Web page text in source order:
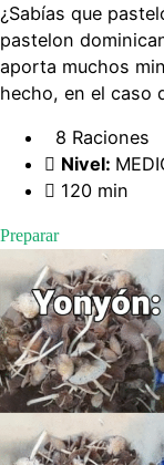
¿Sabías que
pastelon
aporta muchos
hecho, en el caso
8 Raciones
Nivel:
120 min
Preparar